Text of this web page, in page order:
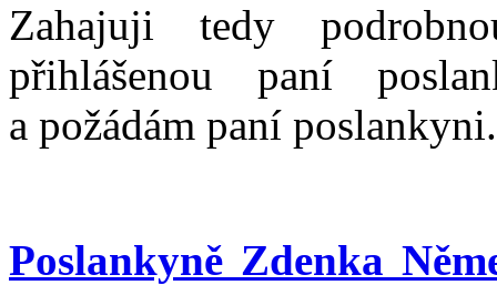
Zahajuji tedy
přihlášenou paní
a požádám paní
Poslankyně Zdenka